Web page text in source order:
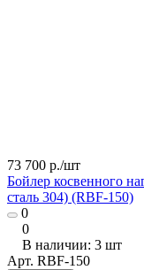
73 700 р./шт
Бойлер косвенного
сталь 304) (RBF-150)
0
0
В наличии: 3 шт
Арт. RBF-150